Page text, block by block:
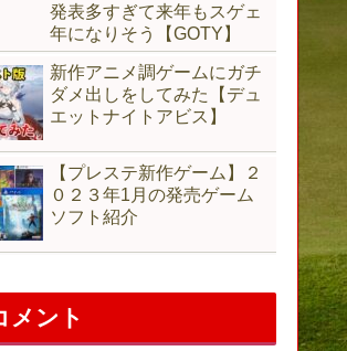
発表多すぎて来年もスゲェ
年になりそう【GOTY】
新作アニメ調ゲームにガチ
ダメ出しをしてみた【デュ
エットナイトアビス】
【プレステ新作ゲーム】２
０２３年1月の発売ゲーム
ソフト紹介
メント